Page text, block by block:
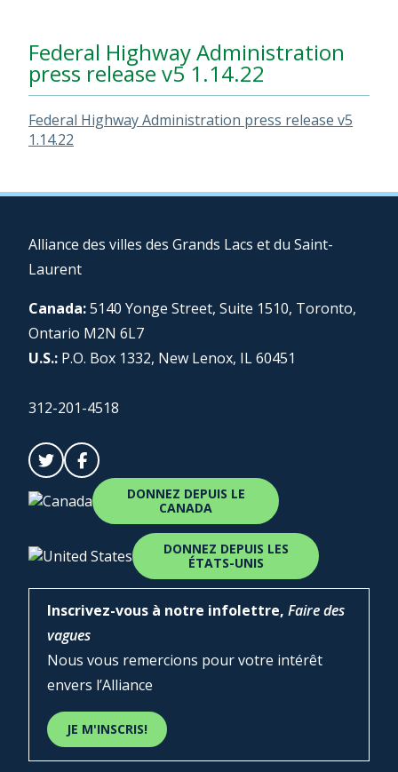
Federal Highway Administration
press release v5 1.14.22
Federal Highway Administration press release v5
1.14.22
Alliance des villes des Grands Lacs et du Saint-
Laurent
Canada:5140 Yonge Street, Suite 1510, Toronto,
Ontario M2N 6L7
U.S.: P.O. Box 1332, New Lenox, IL 60451
312-201-4518
DONNEZ DEPUIS LE
CANADA
DONNEZ DEPUIS LES
ÉTATS-UNIS
Inscrivez-vous à notre infolettre, Faire des
vagues
Nous vous remercions pour votre intérêt
envers l’Alliance
JE M'INSCRIS!